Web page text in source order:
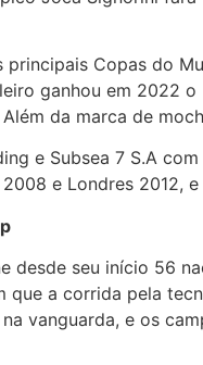
principais Copas do
ganhou em 2022
da marca de
e Subsea 7 S.A
e Londres 2012,
desde seu início 56
que a corrida pela
vanguarda, e os